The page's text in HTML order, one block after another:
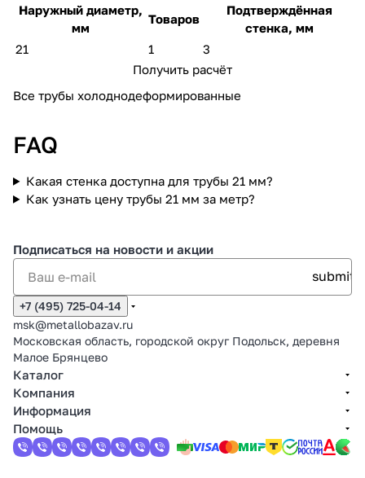
Наружный диаметр,
мм
Товаров
Подтверждённая
стенка, мм
21
1
3
Получить расчёт
Все трубы холоднодеформированные
FAQ
Какая стенка доступна для трубы 21 мм?
Как узнать цену трубы 21 мм за метр?
Подписаться на новости и акции
+7 (495) 725-04-14
msk@metallobazav.ru
Московская область, городской округ Подольск, деревня
Малое Брянцево
Каталог
Компания
Информация
Помощь